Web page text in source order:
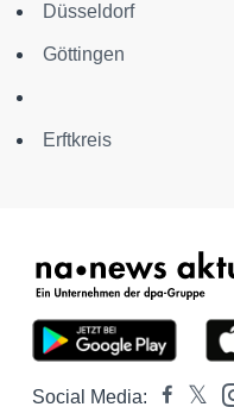
Düsseldorf
Göttingen
Erftkreis
Social Media: